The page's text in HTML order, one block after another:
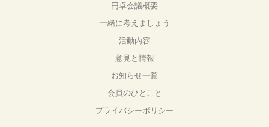
円卓会議概要
一緒に考えましょう
活動内容
意見と情報
お知らせ一覧
会員のひとこと
プライバシーポリシー